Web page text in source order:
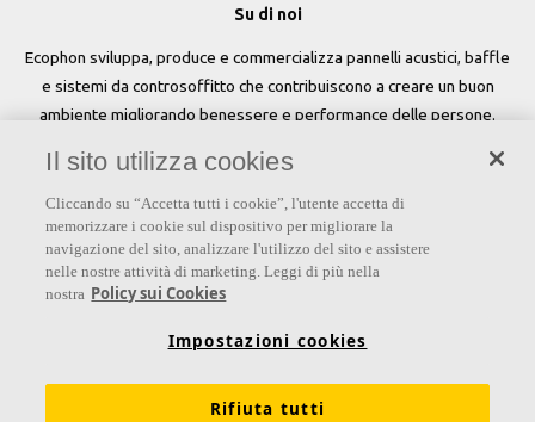
Su di noi
Ecophon sviluppa, produce e commercializza pannelli acustici, baffle
e sistemi da controsoffitto che contribuiscono a creare un buon
ambiente migliorando benessere e performance delle persone.
Seguici
Links
Dichiarazioni di Performance Informazioni legali
Il sito utilizza cookies
Cliccando su “Accetta tutti i cookie”, l'utente accetta di
memorizzare i cookie sul dispositivo per migliorare la
navigazione del sito, analizzare l'utilizzo del sito e assistere
nelle nostre attività di marketing. Leggi di più nella
nostra Policy sui Cookies
Impostazioni cookies
Rifiuta tutti